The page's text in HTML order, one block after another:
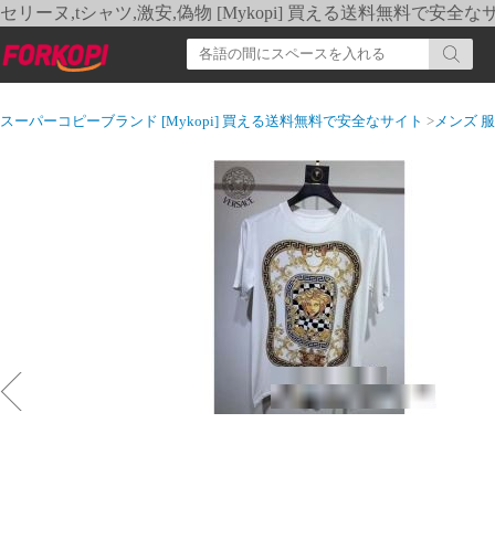
セリーヌ,tシャツ,激安,偽物 [Mykopi] 買える送料無料で安全な
スーパーコピーブランド [Mykopi] 買える送料無料で安全なサイト >メンズ 服